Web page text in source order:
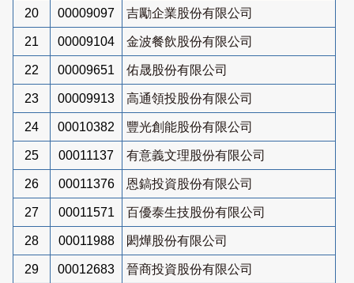
20 00009097 吉勵企業股份有限公司
21 00009104 金波餐飲股份有限公司
22 00009651 佑晟股份有限公司
23 00009913 高通領投股份有限公司
24 00010382 豐光創能股份有限公司
25 00011137 有意義文理股份有限公司
26 00011376 恩鎬投資股份有限公司
27 00011571 百優泰生技股份有限公司
28 00011988 閎燁股份有限公司
29 00012683 晉商投資股份有限公司